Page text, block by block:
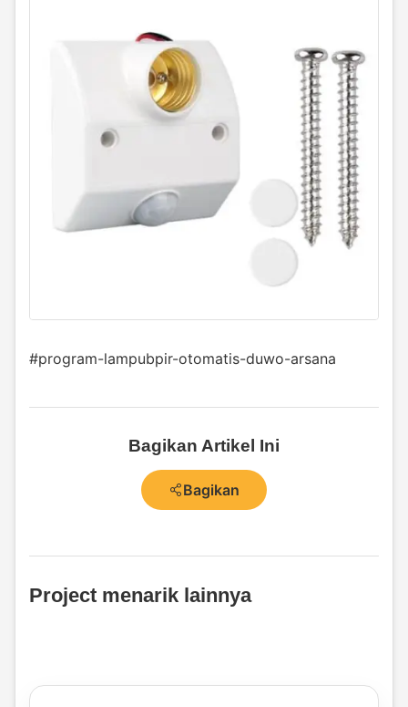
#program-lampubpir-otomatis-duwo-arsana
Bagikan Artikel Ini
Bagikan
Project menarik lainnya